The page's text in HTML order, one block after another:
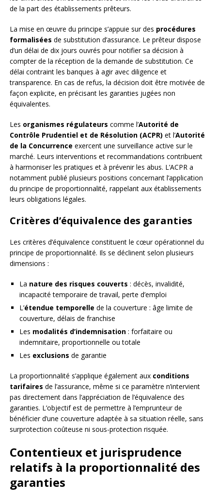
de la part des établissements prêteurs.
La mise en œuvre du principe s’appuie sur des procédures
formalisées de substitution d’assurance. Le prêteur dispose
d’un délai de dix jours ouvrés pour notifier sa décision à
compter de la réception de la demande de substitution. Ce
délai contraint les banques à agir avec diligence et
transparence. En cas de refus, la décision doit être motivée de
façon explicite, en précisant les garanties jugées non
équivalentes.
Les organismes régulateurs comme l’Autorité de
Contrôle Prudentiel et de Résolution (ACPR) et l’Autorité
de la Concurrence exercent une surveillance active sur le
marché. Leurs interventions et recommandations contribuent
à harmoniser les pratiques et à prévenir les abus. L’ACPR a
notamment publié plusieurs positions concernant l’application
du principe de proportionnalité, rappelant aux établissements
leurs obligations légales.
Critères d’équivalence des garanties
Les critères d’équivalence constituent le cœur opérationnel du
principe de proportionnalité. Ils se déclinent selon plusieurs
dimensions :
La nature des risques couverts : décès, invalidité,
incapacité temporaire de travail, perte d’emploi
L’étendue temporelle de la couverture : âge limite de
couverture, délais de franchise
Les modalités d’indemnisation : forfaitaire ou
indemnitaire, proportionnelle ou totale
Les exclusions de garantie
La proportionnalité s’applique également aux conditions
tarifaires de l’assurance, même si ce paramètre n’intervient
pas directement dans l’appréciation de l’équivalence des
garanties. L’objectif est de permettre à l’emprunteur de
bénéficier d’une couverture adaptée à sa situation réelle, sans
surprotection coûteuse ni sous-protection risquée.
Contentieux et jurisprudence
relatifs à la proportionnalité des
garanties